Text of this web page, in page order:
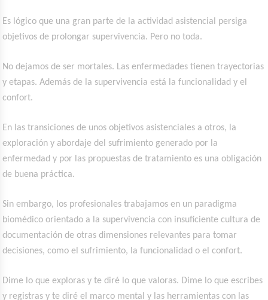
Es lógico que una gran parte de la actividad asistencial persiga
objetivos de prolongar supervivencia. Pero no toda.
No dejamos de ser mortales. Las enfermedades tienen trayectorias
y etapas. Además de la supervivencia está la funcionalidad y el
confort.
En las transiciones de unos objetivos asistenciales a otros, la
exploración y abordaje del sufrimiento generado por la
enfermedad y por las propuestas de tratamiento es una obligación
de buena práctica.
Sin embargo, los profesionales trabajamos en un paradigma
biomédico orientado a la supervivencia con insuficiente cultura de
documentación de otras dimensiones relevantes para tomar
decisiones, como el sufrimiento, la funcionalidad o el confort.
Dime lo que exploras y te diré lo que valoras. Dime lo que escribes
y registras y te diré el marco mental y las herramientas con las